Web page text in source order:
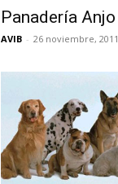
Panadería Anjo
AVIB - 26 noviembre, 2011